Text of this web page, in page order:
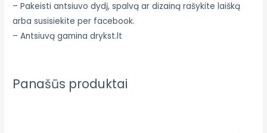
– Pakeisti antsiuvo dydį, spalvą ar dizainą rašykite laišką
arba susisiekite per facebook.
– Antsiuvą gamina drykst.lt
Panašūs produktai